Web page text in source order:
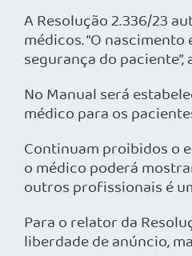
A Resolução 2.336/23
médicos. “O
segurança do
No Manual será
médico para os
Continuam proibidos o
o médico poderá
outros profissionais é
Para o relator da
liberdade de anúncio,